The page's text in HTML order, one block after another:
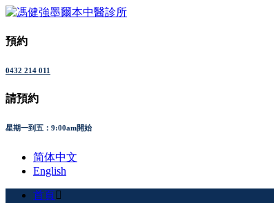
預約
0432 214 011
請預約
星期一到五：9:00am開始
简体中文
English
首頁